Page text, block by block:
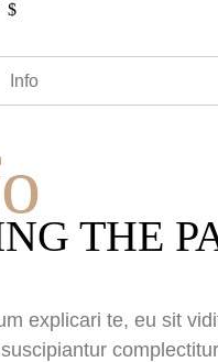
Info
THE
explicari te, eu sit